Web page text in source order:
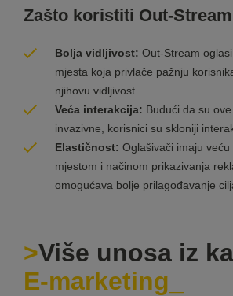
Zašto koristiti Out-
Bolja vidljivost: Out-Stream
mjesta koja privlače pažnju
njihovu vidljivost.
Veća interakcija: Budući da su
invazivne, korisnici su skloniji
Elastičnost: Oglašivači imaju
mjestom i načinom prikazivanja
omogućava bolje prilagođavanje
Više unosa iz
E-marketing